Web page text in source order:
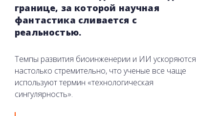
границе, за которой научная
фантастика сливается с
реальностью.
Темпы развития биоинженерии и ИИ ускоряются
настолько стремительно, что ученые все чаще
используют термин «технологическая
сингулярность».